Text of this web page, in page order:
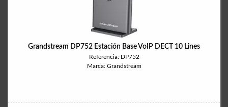
Grandstream DP752 Estación Base VoIP DECT 10 Lines
Referencia: DP752
Marca: Grandstream